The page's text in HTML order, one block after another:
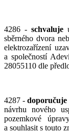
4286 - schvaluje
sběrného dvora
elektrozařízení
a společností
28055110 dle
4287 -doporučuje
návrhu nového
pozemkové
a souhlasit s touto